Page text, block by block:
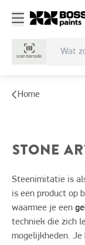
scan barcode
Home
STONE
Steenimitatie is
is een product op
waarmee je een
techniek die zich
mogelijkheden.